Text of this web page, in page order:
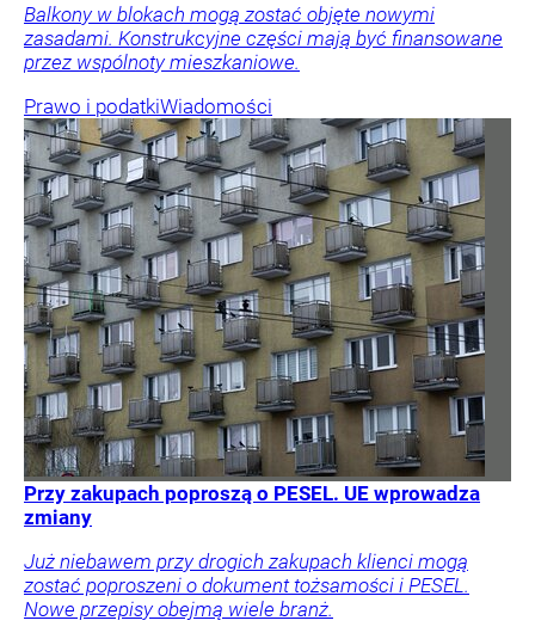
Balkony w blokach mogą zostać objęte nowymi
zasadami. Konstrukcyjne części mają być finansowane
przez wspólnoty mieszkaniowe.
Prawo i podatkiWiadomości
Przy zakupach poproszą o PESEL. UE wprowadza
zmiany
Już niebawem przy drogich zakupach klienci mogą
zostać poproszeni o dokument tożsamości i PESEL.
Nowe przepisy obejmą wiele branż.